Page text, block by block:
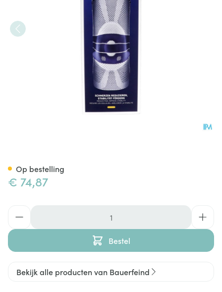
€ 74,87
Bestel
Op bestelling
Bekijk alle producten van Bauerfeind